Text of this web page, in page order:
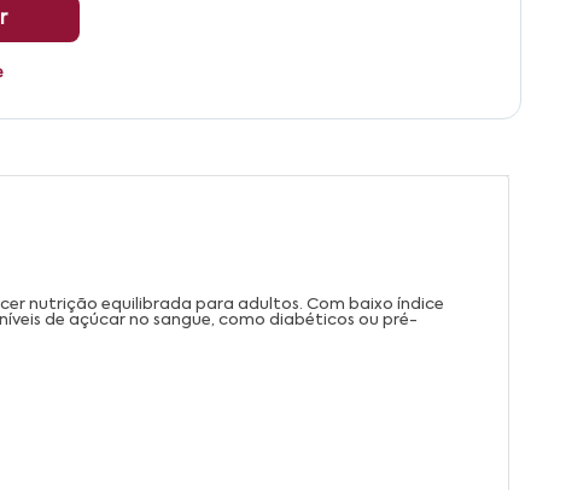
nutrição equilibrada para adultos. Com baixo índice
de açúcar no sangue, como diabéticos ou pré-